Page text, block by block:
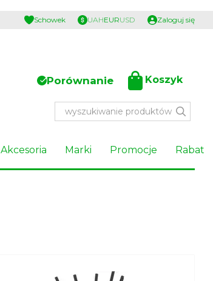
Schowek UAHEURUSD Zaloguj się
Porównanie Koszyk
Akcesoria Marki Promocje Rabat